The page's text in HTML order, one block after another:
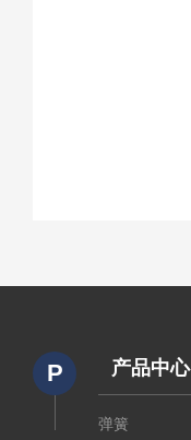
P 产品中心
弹簧